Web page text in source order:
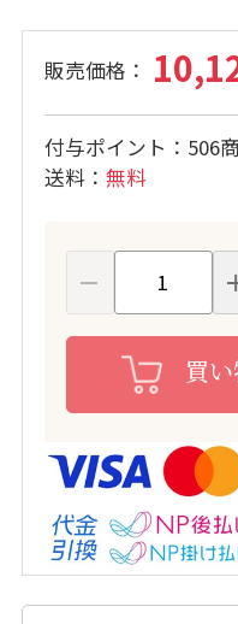
付与ポイント 506
送料
無料
買